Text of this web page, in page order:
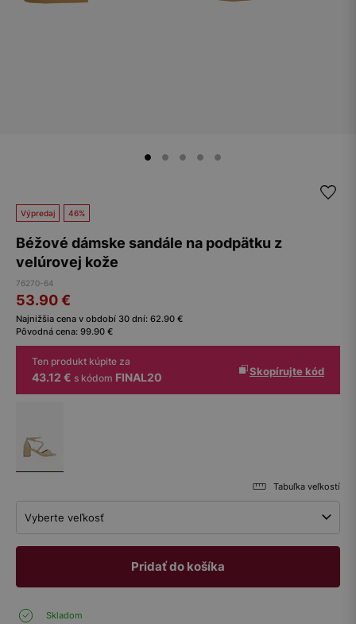
Výpredaj 46%
Béžové dámske sandále na podpätku z
velúrovej kože
76270-64
53.90€
Najnižšia cena v období 30 dní: 62.90 €
Pôvodná cena: 99.90 €
Ten produkt kúpite za
43.12 € s kódom FINAL20 Skopírujte kód
Tabuľka veľkostí
Vyberte veľkosť
Pridať do košíka
Skladom